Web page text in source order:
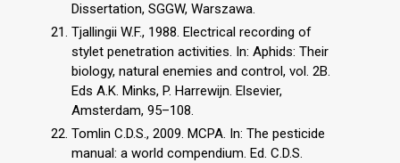
Dissertation, SGGW, Warszawa.
Tjallingii W.F., 1988. Electrical recording of
stylet penetration activities. In: Aphids: Their
biology, natural enemies and control, vol. 2B.
Eds A.K. Minks, P. Harrewijn. Elsevier,
Amsterdam, 95–108.
Tomlin C.D.S., 2009. MCPA. In: The pesticide
manual: a world compendium. Ed. C.D.S.